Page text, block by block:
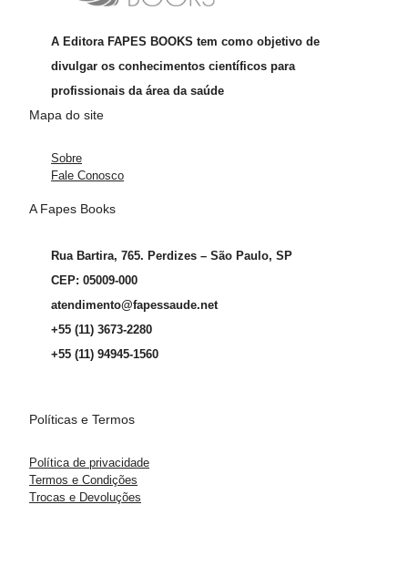
A Editora FAPES BOOKS tem como objetivo de
divulgar os conhecimentos científicos para
profissionais da área da saúde
Mapa do site
Sobre
Fale Conosco
A Fapes Books
Rua Bartira, 765. Perdizes – São Paulo, SP
CEP: 05009-000
atendimento@fapessaude.net
+55 (11) 3673-2280
+55 (11) 94945-1560
Políticas e Termos
Política de privacidade
Termos e Condições
Trocas e Devoluções